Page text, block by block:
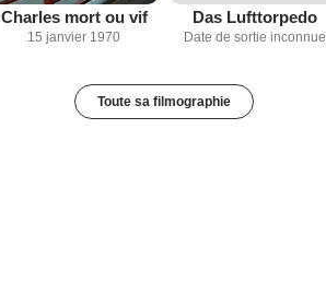
Charles mort ou vif
15 janvier 1970
Das Lufttorpedo
Date de sortie inconnue
Toute sa filmographie